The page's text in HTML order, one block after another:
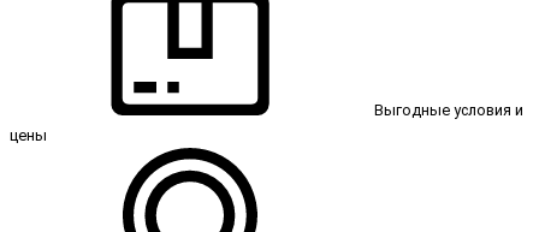
Выгодные условия и
цены